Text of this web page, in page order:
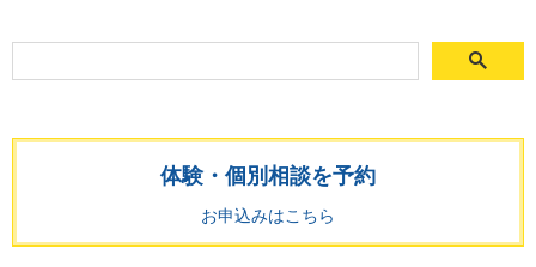
体験・個別相談を予約
お申込みはこちら